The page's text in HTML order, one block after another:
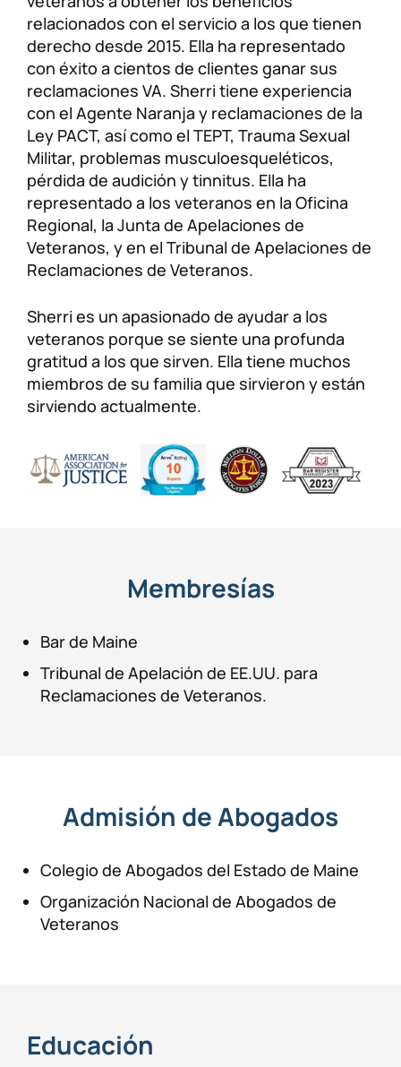
Lesiones personales
Compensación a trabajadores
Veterans Benefits
Admiralty & Maritime Law
Class Actions
FAQ
Carreras
relacionados con el servicio a los que tienen
derecho desde 2015. Ella ha representado
con éxito a cientos de clientes ganar sus
reclamaciones VA. Sherri tiene experiencia
con el Agente Naranja y reclamaciones de la
Ley PACT, así como el TEPT, Trauma Sexual
Militar, problemas musculoesqueléticos,
pérdida de audición y tinnitus. Ella ha
representado a los veteranos en la Oficina
Regional, la Junta de Apelaciones de
Veteranos, y en el Tribunal de Apelaciones de
Reclamaciones de Veteranos.
Sherri es un apasionado de ayudar a los
veteranos porque se siente una profunda
gratitud a los que sirven. Ella tiene muchos
miembros de su familia que sirvieron y están
sirviendo actualmente.
Membresías
Bar de Maine
Tribunal de Apelación de EE.UU. para
Reclamaciones de Veteranos.
Admisión de Abogados
Colegio de Abogados del Estado de Maine
Organización Nacional de Abogados de
Veteranos
Educación